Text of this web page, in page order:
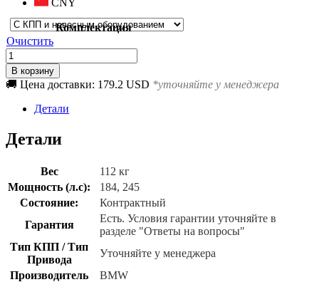
Комплектация
Очистить
Количество
товара
N20B20
В корзину
🚚 Цена доставки: 179.2 USD *уточняйте у менеджера
Детали
Детали
Вес
112 кг
Мощность (л.с):
184, 245
Состояние:
Контрактный
Гарантия
Есть. Условия гарантии уточняйте в
разделе "Ответы на вопросы"
Тип КПП / Тип
Привода
Уточняйте у менеджера
Производитель
BMW